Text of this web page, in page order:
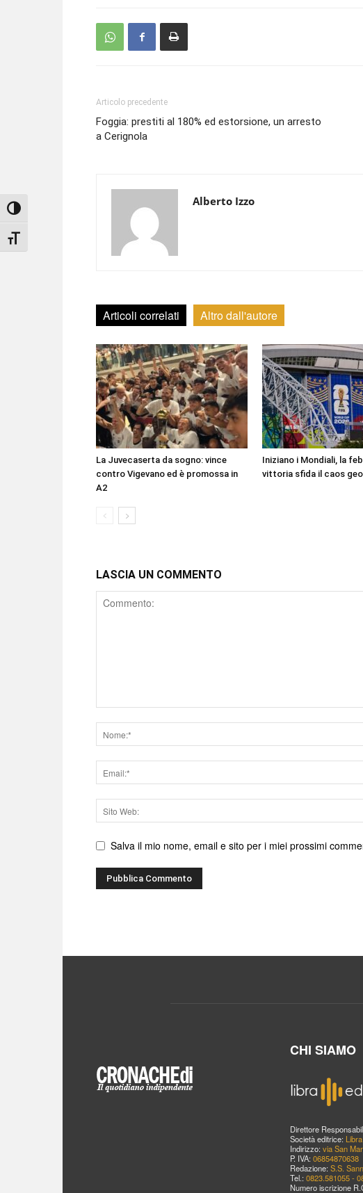
Attiva/disattiva alto contrasto
Attiva/disattiva dimensione testo
Articolo precedente
Foggia: prestiti al 180% ed estorsione, un arresto
a Cerignola
Alberto Izzo
Articoli correlati Altro dall'autore
La Juvecaserta da sogno: vince
contro Vigevano ed è promossa in
A2
Iniziano i Mondiali, la
vittoria sfida il caos
LASCIA UN COMMENTO
Comment
Nome
Email
Sito
web
Salva il mio nome, email e sito per i miei prossimi
CHI SIAMO
Direttore
Società editrice:
Indirizzo: via San
P. IVA: 06854870638
Redazione: S.S.
Tel.: 0823.581055 -
Numero iscrizione